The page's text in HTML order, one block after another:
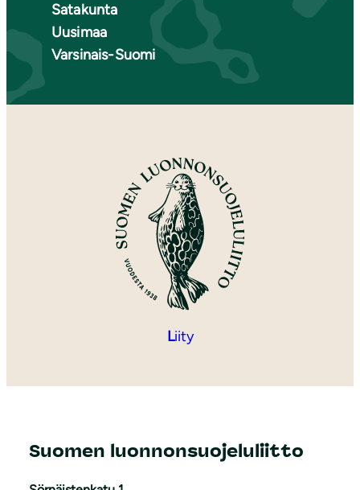
Satakunta
Uusimaa
Varsinais-Suomi
Liity
Suomen luonnonsuojeluliitto